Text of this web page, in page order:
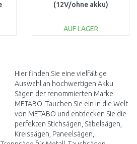
(12V/ohne akku)
AUF LAGER
Vergleichen
Hier finden Sie eine vielfältige
Auswahl an hochwertigen Akku
Sägen der renommierten Marke
METABO. Tauchen Sie ein in die Welt
von METABO und entdecken Sie die
perfekten Stichsägen, Säbelsägen,
Kreissägen, Paneelsägen,